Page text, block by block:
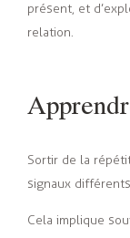
présent, et
relation.
Sortir de la
signaux
Cela implique